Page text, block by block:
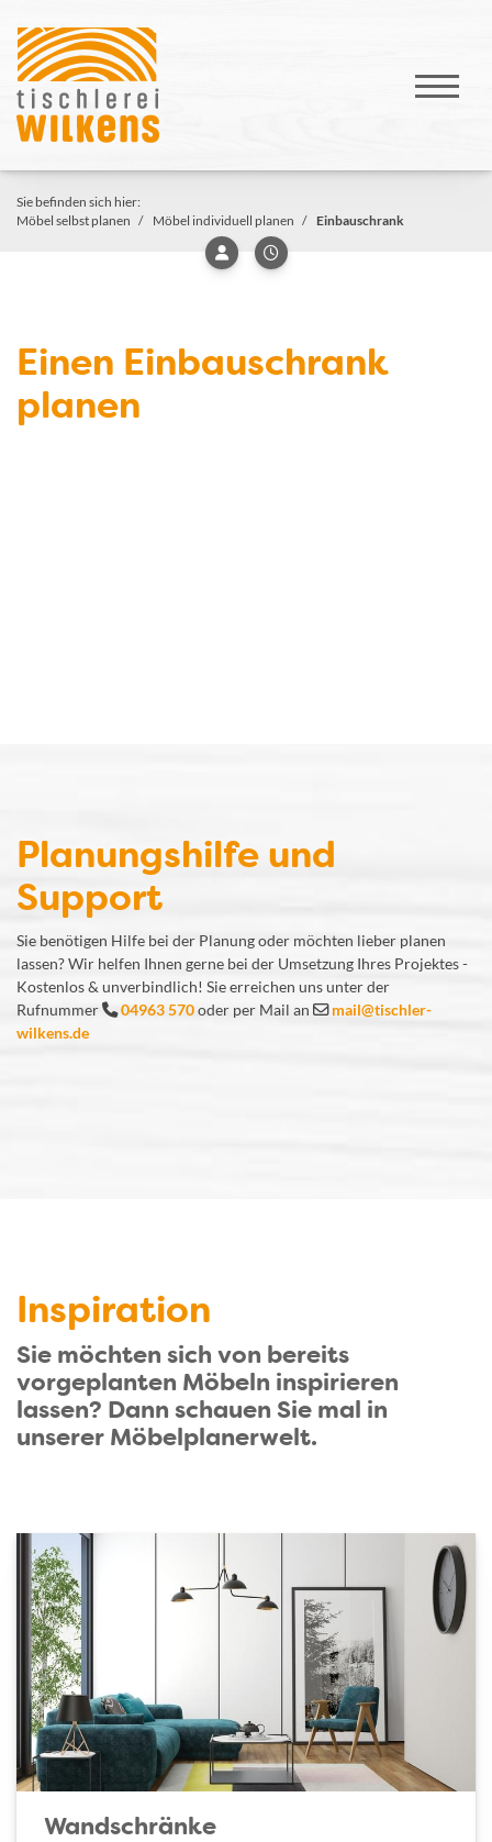
Sie befinden sich hier:
Möbel selbst planen
Möbel individuell planen Einbauschrank
Einen Einbauschrank
planen
Planungshilfe und
Support
Sie benötigen Hilfe bei der Planung oder möchten lieber planen
lassen? Wir helfen Ihnen gerne bei der Umsetzung Ihres Projektes -
Kostenlos & unverbindlich! Sie erreichen uns unter der
Rufnummer
04963 570oder per Mail an
mail@tischler-
wilkens.de
Inspiration
Sie möchten sich von bereits
vorgeplanten Möbeln inspirieren
lassen? Dann schauen Sie mal in
unserer Möbelplanerwelt.
Wandschränke